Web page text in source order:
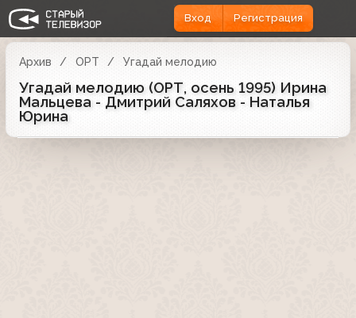
Вход Регистрация
Архив ОРТ Угадай мелодию
Угадай мелодию (ОРТ, осень 1995) Ирина
Мальцева - Дмитрий Саляхов - Наталья
Юрина